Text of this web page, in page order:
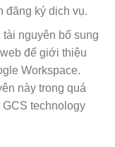
đăng ký dịch vụ.
nguyên bổ sung
để giới thiệu
Workspace.
này trong quá
technology